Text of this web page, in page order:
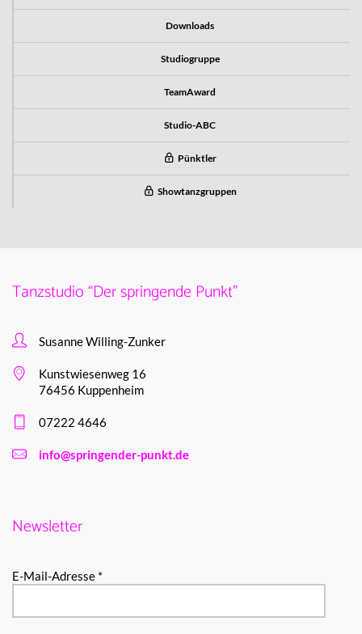
Downloads
Studiogruppe
TeamAward
Studio-ABC
Pünktler
Showtanzgruppen
Tanzstudio “Der springende Punkt”
Susanne Willing-Zunker
Kunstwiesenweg 16
76456 Kuppenheim
07222 4646
info@springender-punkt.de
Newsletter
E-Mail-Adresse *